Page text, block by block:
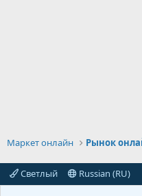
Маркет онлайн Рынок
Светлый Russian (RU)